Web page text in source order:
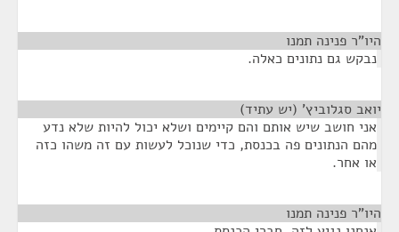
היו"ר פנינה תמנו
נבקש גם נתונים כאלה.
יואב סגלוביץ' (יש עתיד)
אני חושב שיש אותם והם קיימים ושלא יכול להיות שלא נדע
מהם הנתונים פה בכנסת, כדי שנוכל לעשות עם זה משהו כזה
או אחר.
היו"ר פנינה תמנו